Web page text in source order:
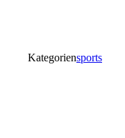
Kategoriensports